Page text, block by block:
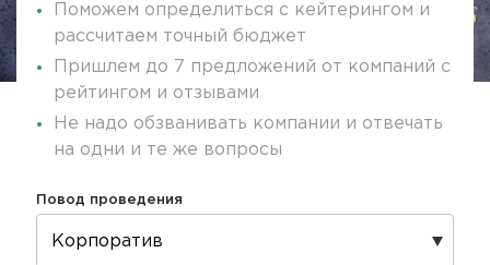
Поможем определиться с кейтерингом и
рассчитаем точный бюджет
Пришлем до 7 предложений от компаний с
рейтингом и отзывами
Не надо обзванивать компании и отвечать
на одни и те же вопросы
Повод проведения